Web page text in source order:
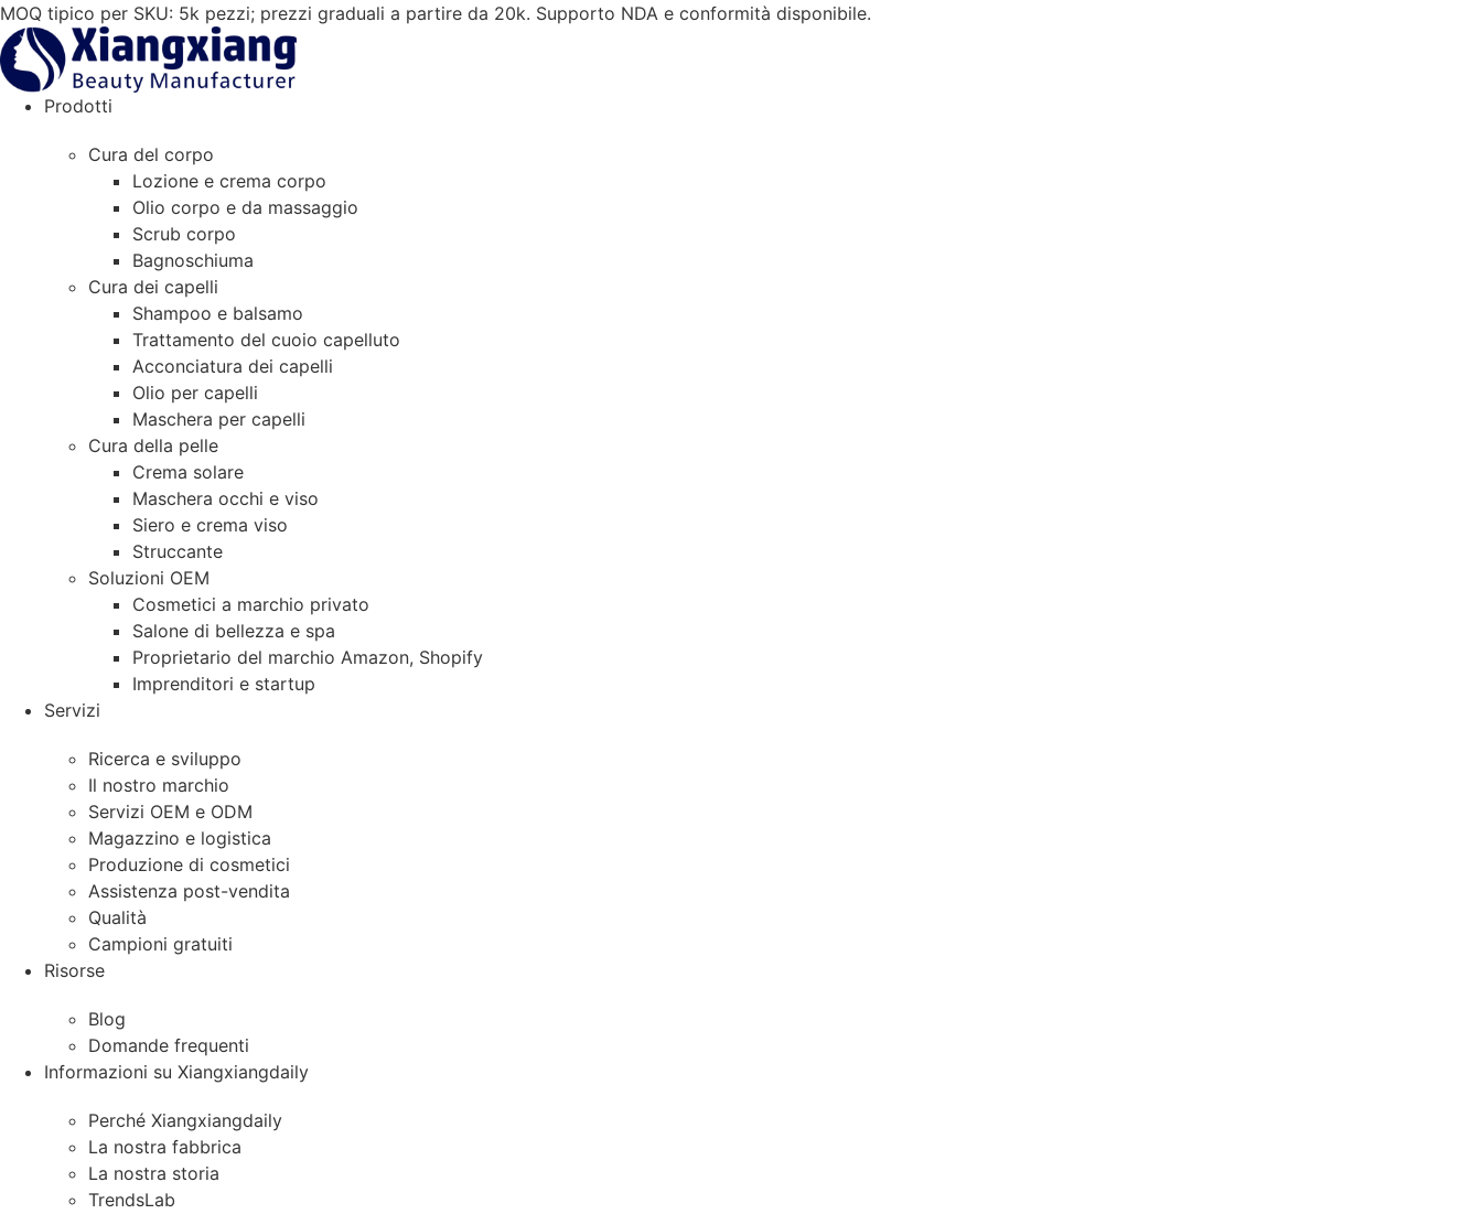
Vai
al
contenuto
MOQ tipico per SKU: 5k pezzi; prezzi graduali a partire da 20k. Supporto NDA e conformità disponibile.
Prodotti
Cura del corpo
Lozione e crema corpo
Olio corpo e da massaggio
Scrub corpo
Bagnoschiuma
Cura dei capelli
Shampoo e balsamo
Trattamento del cuoio capelluto
Acconciatura dei capelli
Olio per capelli
Maschera per capelli
Cura della pelle
Crema solare
Maschera occhi e viso
Siero e crema viso
Struccante
Soluzioni OEM
Cosmetici a marchio privato
Salone di bellezza e spa
Proprietario del marchio Amazon, Shopify
Imprenditori e startup
Servizi
Ricerca e sviluppo
Il nostro marchio
Servizi OEM e ODM
Magazzino e logistica
Produzione di cosmetici
Assistenza post-vendita
Qualità
Campioni gratuiti
Risorse
Blog
Domande frequenti
Informazioni su Xiangxiangdaily
Perché Xiangxiangdaily
La nostra fabbrica
La nostra storia
TrendsLab